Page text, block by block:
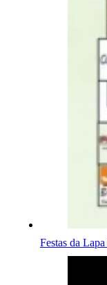
Festas da